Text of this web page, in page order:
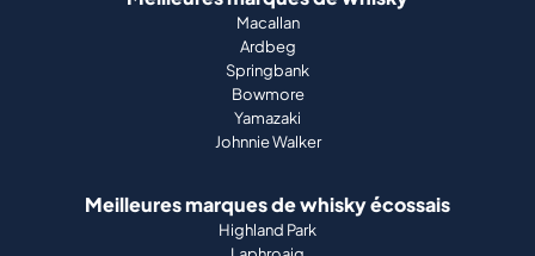
Macallan
Ardbeg
Springbank
Bowmore
Yamazaki
Johnnie Walker
Meilleures marques de whisky écossais
Highland Park